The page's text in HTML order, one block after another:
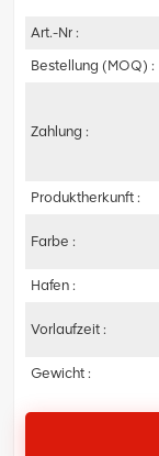
Art.-Nr :
Bestellung (MOQ) :
Zahlung :
Produktherkunft :
Farbe :
Hafen :
Vorlaufzeit :
Gewicht :